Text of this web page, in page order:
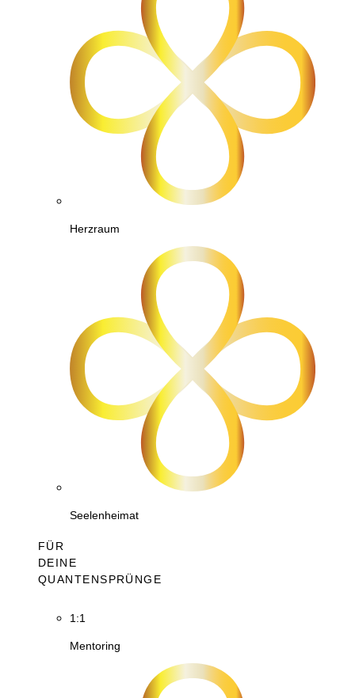
Herzraum
Seelenheimat
FÜR
DEINE
QUANTENSPRÜNGE
1:1
Mentoring